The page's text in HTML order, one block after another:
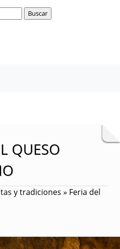
QUESO
y tradiciones » Feria del